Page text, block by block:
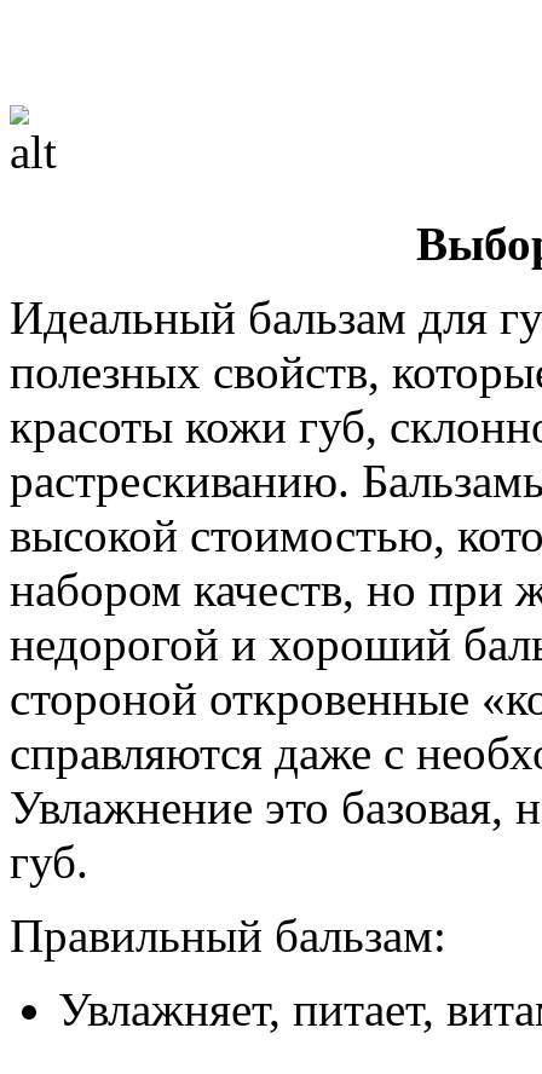
Идеальный бальзам для
полезных свойств,
красоты кожи губ,
растрескиванию.
высокой стоимостью,
набором качеств, но при
недорогой и хороший
стороной откровенные
справляются даже с
Увлажнение это базовая,
губ.
Правильный бальзам:
Увлажняет, питает,